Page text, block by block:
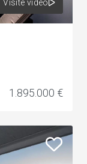
Visite vidéo
1.895.000 €